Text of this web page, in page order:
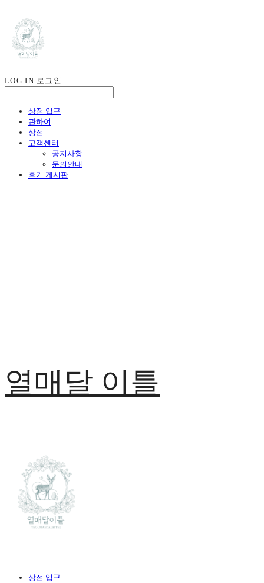
LOG IN 로그인
상점 입구
관하여
상점
고객센터
공지사항
문의안내
후기 게시판
열매달 이틀
상점 입구